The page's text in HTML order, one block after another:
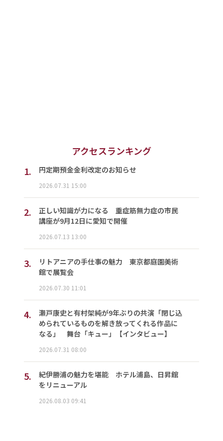
アクセスランキング
1.
円定期預金金利改定のお知らせ
2026.07.31 15:00
2.
正しい知識が力になる 重症筋無力症の市民
講座が9月12日に愛知で開催
2026.07.13 13:00
3.
リトアニアの手仕事の魅力 東京都庭園美術
館で展覧会
2026.07.30 11:01
4.
瀬戸康史と有村架純が9年ぶりの共演「閉じ込
められているものを解き放ってくれる作品に
なる」 舞台「キュー」【インタビュー】
2026.07.31 08:00
5.
紀伊勝浦の魅力を堪能 ホテル浦島、日昇館
をリニューアル
2026.08.03 09:41